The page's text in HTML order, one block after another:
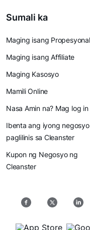
Sumali ka
Maging isang Propesyonal
Maging isang Affiliate
Maging Kasosyo
Mamili Online
Nasa Amin na? Mag log in
Ibenta ang iyong negosyo
paglilinis sa Cleanster
Kupon ng Negosyo ng
Cleanster